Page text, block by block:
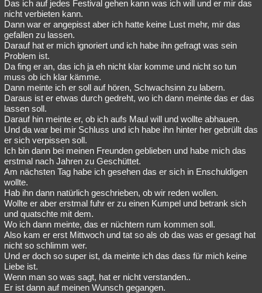
Lesenswert Schlüsselwörter
Das ich auf jedes Festival gehen kann was ich will und er mir das
nicht verbieten kann.
Dann war er angepisst aber ich hatte keine Lust mehr, mir das
gefallen zu lassen.
Darauf hat er mich ignoriert und ich habe ihn gefragt was sein
Problem ist.
Da fing er an, das ich ja eh nicht klar komme und nicht so tun
muss ob ich klar kämme.
Dann meinte ich er soll auf hören, Schwachsinn zu labern.
Daraus ist er etwas durch gedreht, wo ich dann meinte das er das
lassen soll.
Darauf hin meinte er, ob ich aufs Maul will und wollte abhauen.
Und da war bei mir Schluss und ich habe ihn hinter her gebrüllt das
er sich verpissen soll.
Ich bin dann bei meinen Freunden geblieben und habe mich das
erstmal nach Jahren zu Geschüttet.
Am nächsten Tag habe ich gesehen das er sich in Enschuldigen
wollte.
Hab ihn dann natürlich geschrieben, ob wir reden wollen.
Wollte er aber erstmal fuhr er zu einen Kumpel und betrank sich
und quatschte mit dem.
Wo ich dann meinte, das er nüchtern rum kommen soll.
Also kam er erst Mittwoch und tat so als ob das was er gesagt hat
nicht so schlimm wer.
Und er doch so super ist, da meinte ich das dass für mich keine
Liebe ist.
Wenn man so was sagt, hat er nicht verstanden..
Er ist dann auf meinen Wunsch gegangen.